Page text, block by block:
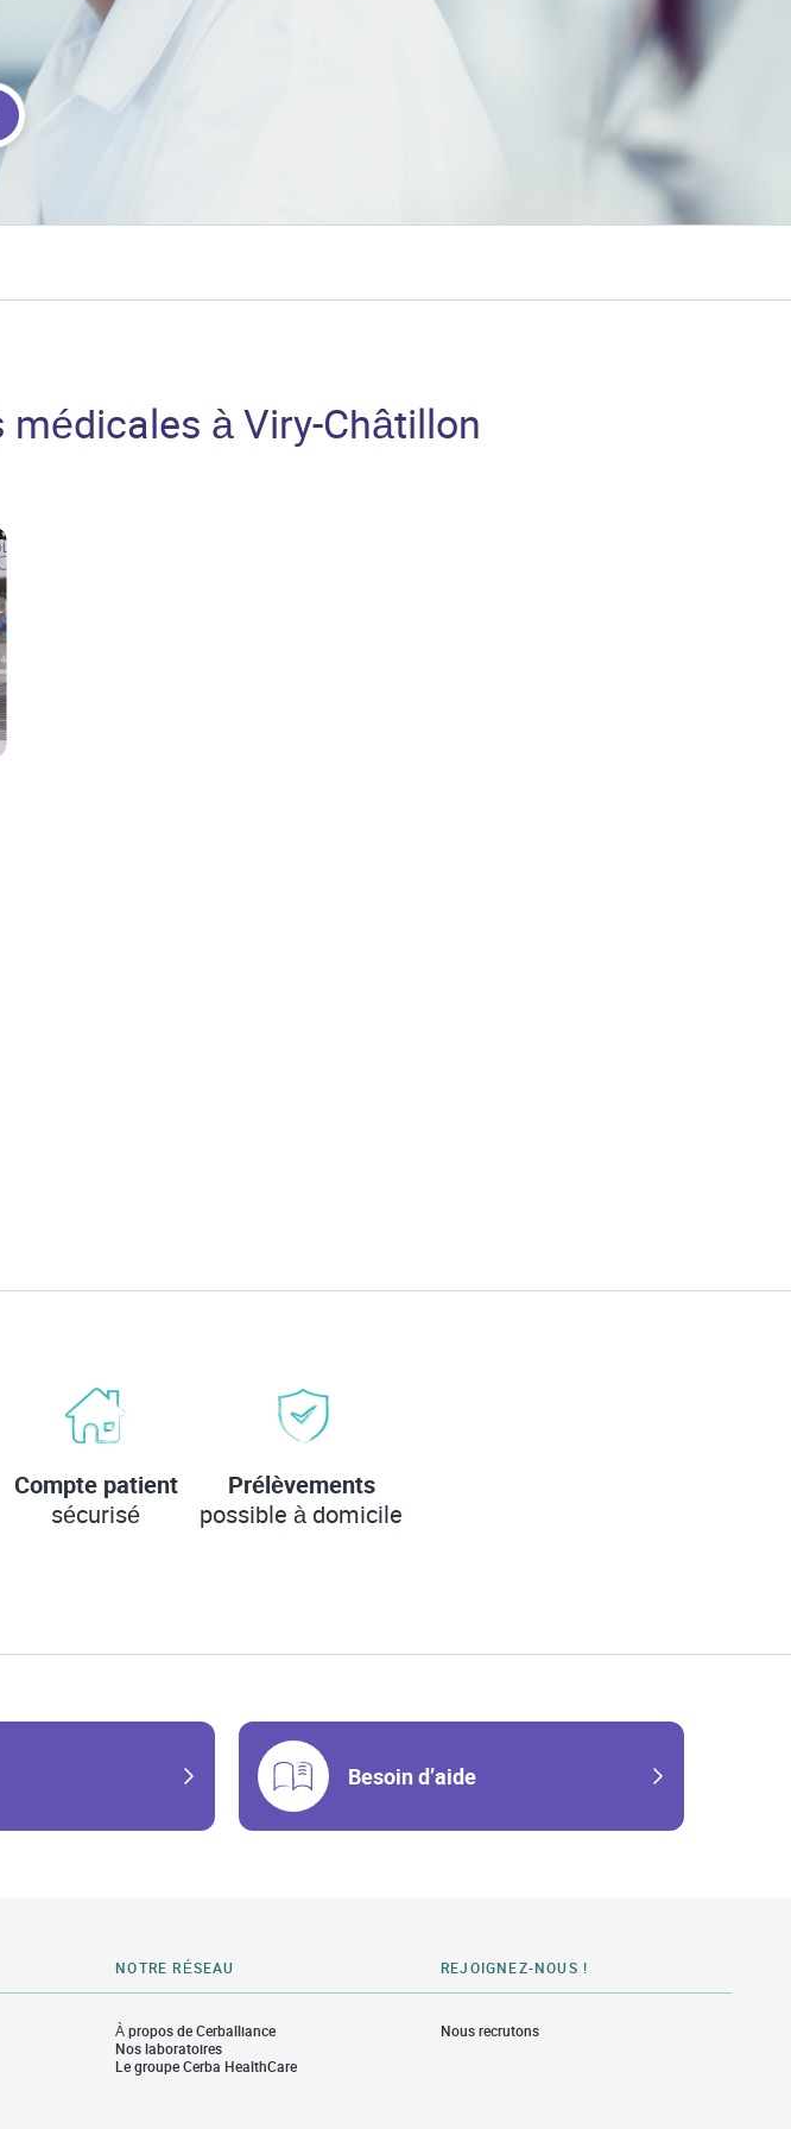
Submit a search.
médicales à Viry-Châtillon
Compte patient
sécurisé
Prélèvements
possible à domicile
Besoin d’aide
NOTRE RÉSEAU
À propos de Cerballiance
Nos laboratoires
Le groupe Cerba HealthCare
REJOIGNEZ-NOUS !
Nous recrutons